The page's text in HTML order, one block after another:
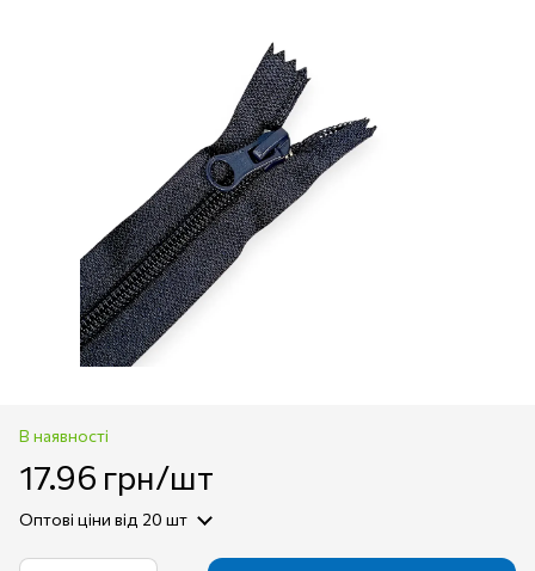
В наявності
17.96 грн/шт
Оптові ціни від 20 шт